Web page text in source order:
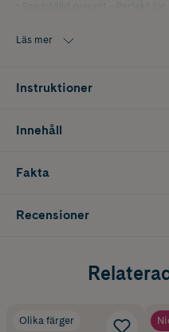
• Spetsig pincett - Idealisk för
Läs mer
Instruktioner
Innehåll
Fakta
Recensioner
Olika färger